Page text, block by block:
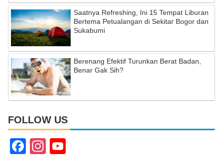
Saatnya Refreshing, Ini 15 Tempat Liburan
Bertema Petualangan di Sekitar Bogor dan
Sukabumi
Berenang Efektif Turunkan Berat Badan,
Benar Gak Sih?
FOLLOW US
F
In